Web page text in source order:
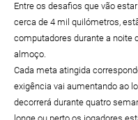
Entre os desafios que vão
cerca de 4 mil quilómetros,
computadores durante a noite
almoço.
Cada meta atingida
exigência vai aumentando ao
decorrerá durante quatro